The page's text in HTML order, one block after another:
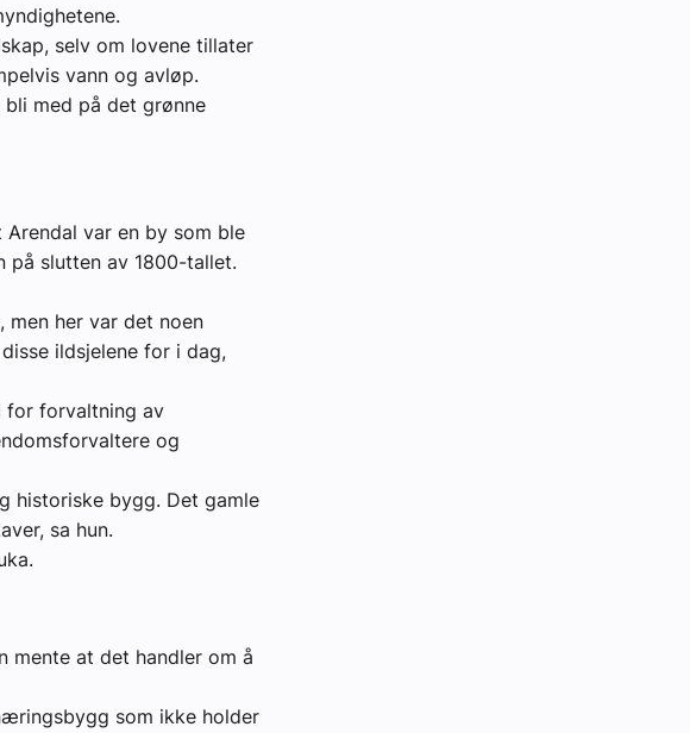
selv om lovene tillater
vann og avløp.
med på det grønne
var en by som ble
på slutten av 1800-tallet.
men her var det noen
ildsjelene for i dag,
for forvaltning av
og
historiske bygg. Det gamle
sa hun.
mente at det handler om å
som ikke holder